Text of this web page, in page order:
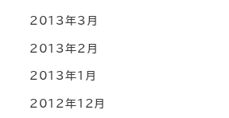
2013年3月
2013年2月
2013年1月
2012年12月